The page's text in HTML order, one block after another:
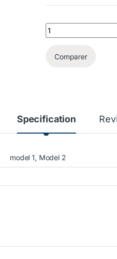
Porte-empreintes
Comparer
Specification
model 1, Model 2